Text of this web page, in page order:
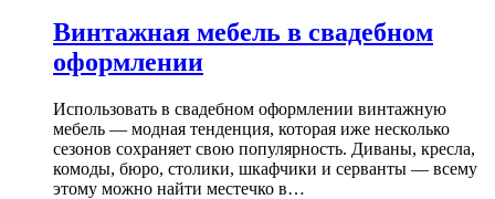
Винтажная мебель в свадебном
оформлении
Использовать в свадебном оформлении винтажную
мебель — модная тенденция, которая иже несколько
сезонов сохраняет свою популярность. Диваны, кресла,
комоды, бюро, столики, шкафчики и серванты — всему
этому можно найти местечко в…